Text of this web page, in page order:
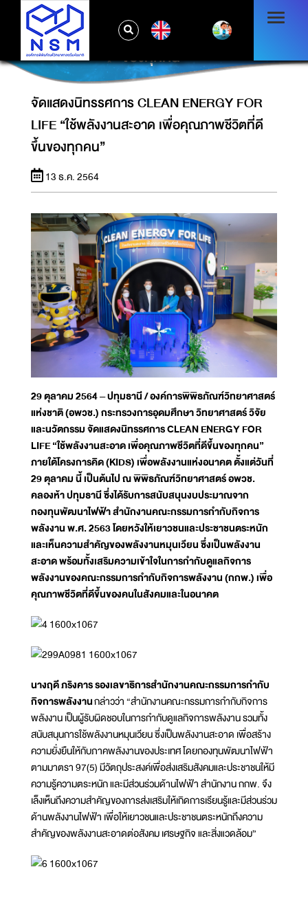
จัดแสดงนิทรรศการ CLEAN ENERGY FOR
LIFE “ใช้พลังงานสะอาด เพื่อคุณภาพชีวิตที่ดีขึ้น
ของทุกคน”
จัดแสดงนิทรรศการ CLEAN ENERGY FOR
LIFE “ใช้พลังงานสะอาด เพื่อคุณภาพชีวิตที่ดี
ขึ้นของทุกคน”
13 ธ.ค. 2564
29 ตุลาคม 2564 – ปทุมธานี / องค์การพิพิธภัณฑ์วิทยาศาสตร์
แห่งชาติ (อพวช.) กระทรวงการอุดมศึกษา วิทยาศาสตร์ วิจัย
และนวัตกรรม จัดแสดงนิทรรศการ CLEAN ENERGY FOR
LIFE “ใช้พลังงานสะอาด เพื่อคุณภาพชีวิตที่ดีขึ้นของทุกคน”
ภายใต้โครงการคิด (KIDS) เพื่อพลังงานแห่งอนาคต ตั้งแต่วันที่
29 ตุลาคม นี้ เป็นต้นไป ณ พิพิธภัณฑ์วิทยาศาสตร์ อพวช.
คลองห้า ปทุมธานี ซึ่งได้รับการสนับสนุนงบประมาณจาก
กองทุนพัฒนาไฟฟ้า สำนักงานคณะกรรมการกำกับกิจการ
พลังงาน พ.ศ. 2563 โดยหวังให้เยาวชนและประชาชนตระหนัก
และเห็นความสำคัญของพลังงานหมุนเวียน ซึ่งเป็นพลังงาน
สะอาด พร้อมทั้งเสริมความเข้าใจในการกำกับดูแลกิจการ
พลังงานของคณะกรรมการกำกับกิจการพลังงาน (กกพ.) เพื่อ
คุณภาพชีวิตที่ดีขึ้นของคนในสังคมและในอนาคต
นางฤดี ภริงคาร รองเลขาธิการสำนักงานคณะกรรมการกำกับ
กิจการพลังงานกล่าวว่า “สำนักงานคณะกรรมการกำกับกิจการ
พลังงาน เป็นผู้รับผิดชอบในการกํากับดูแลกิจการพลังงาน รวมทั้ง
สนับสนุนการใช้พลังงานหมุนเวียน ซึ่งเป็นพลังงานสะอาด เพื่อสร้าง
ความยั่งยืนให้กับภาคพลังงานของประเทศ โดยกองทุนพัฒนาไฟฟ้า
ตามมาตรา 97(5) มีวัตถุประสงค์เพื่อส่งเสริมสังคมและประชาชนให้มี
ความรู้ความตระหนัก และมีส่วนร่วมด้านไฟฟ้า สำนักงาน กกพ. จึง
เล็งเห็นถึงความสำคัญของการส่งเสริมให้เกิดการเรียนรู้และมีส่วนร่วม
ด้านพลังงานไฟฟ้า เพื่อให้เยาวชนและประชาชนตระหนักถึงความ
สำคัญของพลังงานสะอาดต่อสังคม เศรษฐกิจ และสิ่งแวดล้อม”